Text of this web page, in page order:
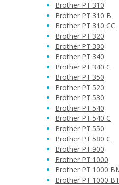
Brother PT 310
Brother PT 310 B
Brother PT 310 CC
Brother PT 320
Brother PT 330
Brother PT 340
Brother PT 340 C
Brother PT 350
Brother PT 520
Brother PT 530
Brother PT 540
Brother PT 540 C
Brother PT 550
Brother PT 580 C
Brother PT 900
Brother PT 1000
Brother PT 1000
Brother PT 1000